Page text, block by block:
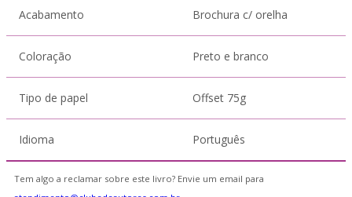
Acabamento Brochura c/ orelha
Coloração Preto e branco
Tipo de papel Offset 75g
Idioma Português
Tem algo a reclamar sobre este livro? Envie um email para